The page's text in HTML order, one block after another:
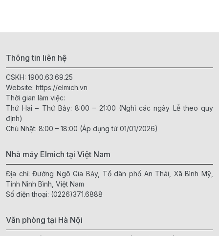
Thông tin liên hệ
CSKH: 1900.63.69.25
Website: https://elmich.vn
Thời gian làm việc:
Thứ Hai – Thứ Bảy: 8:00 – 21:00 (Nghỉ các ngày Lễ theo quy
định)
Chủ Nhật: 8:00 – 18:00 (Áp dụng từ 01/01/2026)
Nhà máy Elmich tại Việt Nam
Địa chỉ: Đường Ngô Gia Bảy, Tổ dân phố An Thái, Xã Bình Mỹ,
Tỉnh Ninh Bình, Việt Nam
Số điện thoại: (0226)371.6888
Văn phòng tại Hà Nội